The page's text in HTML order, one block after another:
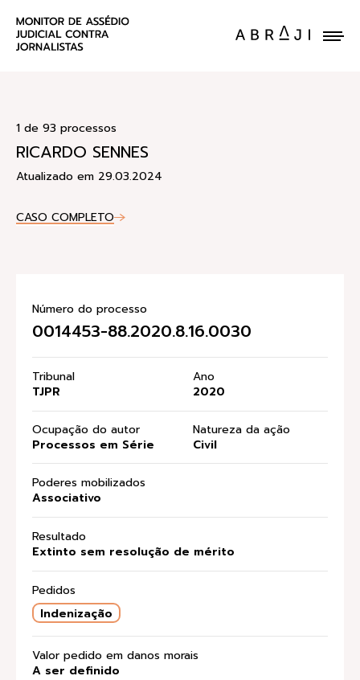
ENVIE UM CASO
1 de 93 processos
RICARDO SENNES
Atualizado em 29.03.2024
CASO COMPLETO
Número do processo
0014453-88.2020.8.16.0030
Tribunal
TJPR
Ano
2020
Ocupação do autor
Processos em Série
Natureza da ação
Civil
Poderes mobilizados
Associativo
Resultado
Extinto sem resolução de mérito
Pedidos
Indenização
Valor pedido em danos morais
A ser definido